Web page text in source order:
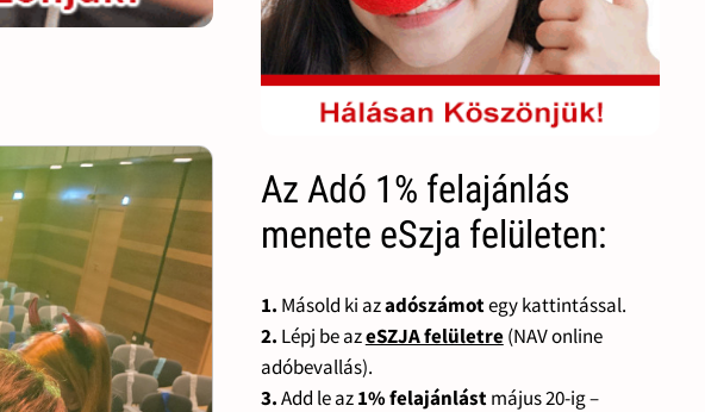
Az Adó 1% felajánlás
menete eSzja felületen:
1. Másold ki azadószámotegy kattintással.
2. Lépj be azeSZJA felületre(NAV online
adóbevallás).
3.Add le az1% felajánlástmájus 20-ig –